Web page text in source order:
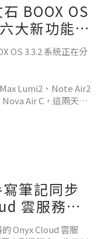
BOOX OS
大新功能精
OS 3.3.2 系統正在分
Lumi2、Note Air2
Air C，這兩天已
喔！筆記同步
雲服務讓
Onyx Cloud 雲服